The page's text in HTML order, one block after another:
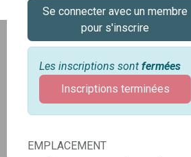
Se connecter avec un membre
pour s'inscrire
Les inscriptions sont fermées
Inscriptions terminées
EMPLACEMENT